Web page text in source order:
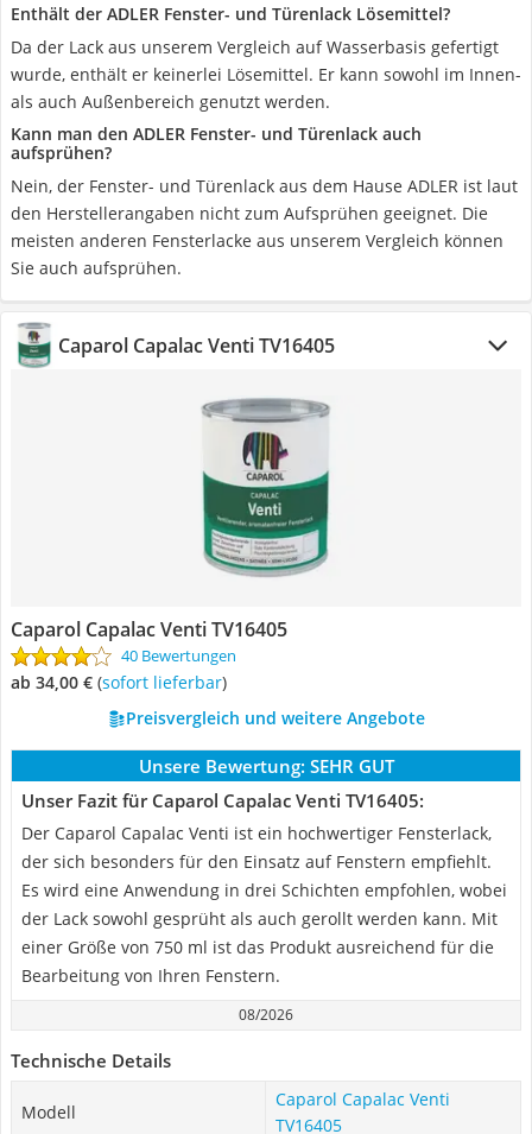
Enthält der ADLER Fenster- und Türenlack Lösemittel?
Da der Lack aus unserem Vergleich auf Wasserbasis gefertigt
wurde, enthält er keinerlei Lösemittel. Er kann sowohl im Innen-
als auch Außenbereich genutzt werden.
Kann man den ADLER Fenster- und Türenlack auch
aufsprühen?
Nein, der Fenster- und Türenlack aus dem Hause ADLER ist laut
den Herstellerangaben nicht zum Aufsprühen geeignet. Die
meisten anderen Fensterlacke aus unserem Vergleich können
Sie auch aufsprühen.
Caparol Capalac Venti TV16405
Caparol Capalac Venti TV16405
40 Bewertungen
ab 34,00 € ( Sofort lieferbar)
Preisvergleich und weitere Angebote
Unsere Bewertung: SEHR GUT
Unser Fazit für Caparol Capalac Venti TV16405:
Der Caparol Capalac Venti ist ein hochwertiger Fensterlack,
der sich besonders für den Einsatz auf Fenstern empfiehlt.
Es wird eine Anwendung in drei Schichten empfohlen, wobei
der Lack sowohl gesprüht als auch gerollt werden kann. Mit
einer Größe von 750 ml ist das Produkt ausreichend für die
Bearbeitung von Ihren Fenstern.
08/2026
Technische Details
Modell
Caparol Capalac Venti
TV16405